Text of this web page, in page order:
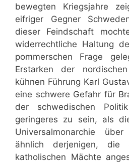
bewegten Kriegsjahre
eifriger Gegner
dieser Feindschaft
widerrechtliche Haltung
pommerschen Frage
Erstarken der
kühnen Führung Karl
eine schwere Gefahr für
der schwedischen
geringeres zu sein, als
Universalmonarchie
ähnlich derjenigen, die
katholischen Mächte